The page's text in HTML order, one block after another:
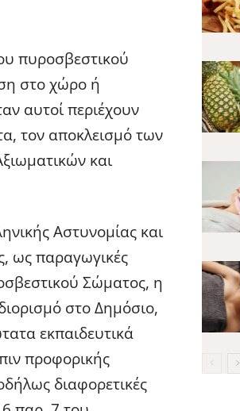
πυροσβεστικού
στο χώρο ή
αυτοί περιέχουν
τον αποκλεισμό των
και
Αστυνομίας και
ως παραγωγικές
Σώματος, η
στο Δημόσιο,
εκπαιδευτικά
προφορικής
διαφορετικές